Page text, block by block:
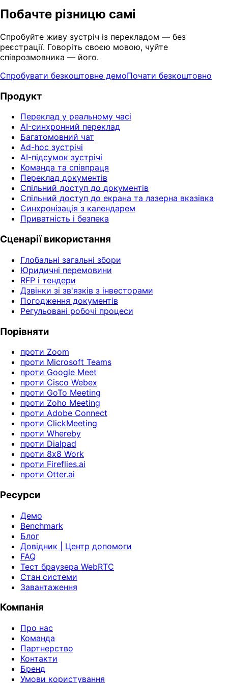
Побачте різницю самі
Спробуйте живу зустріч із перекладом — без
реєстрації. Говоріть своєю мовою, чуйте
співрозмовника — його.
Спробувати безкоштовне демоПочати безкоштовно
Продукт
Переклад у реальному часі
AI-синхронний переклад
Багатомовний чат
Ad-hoc зустрічі
AI-підсумок зустрічі
Команда та співпраця
Переклад документів
Спільний доступ до документів
Спільний доступ до екрана та лазерна вказівка
Синхронізація з календарем
Приватність і безпека
Сценарії використання
Глобальні загальні збори
Юридичні перемовини
RFP і тендери
Дзвінки зі зв'язків з інвесторами
Погодження документів
Регульовані робочі процеси
Порівняти
проти Zoom
проти Microsoft Teams
проти Google Meet
проти Cisco Webex
проти GoTo Meeting
проти Zoho Meeting
проти Adobe Connect
проти ClickMeeting
проти Whereby
проти Dialpad
проти 8x8 Work
проти Fireflies.ai
проти Otter.ai
Ресурси
Демо
Benchmark
Блог
Довідник | Центр допомоги
FAQ
Тест браузера WebRTC
Стан системи
Завантаження
Компанія
Про нас
Команда
Партнерство
Контакти
Бренд
Умови користування